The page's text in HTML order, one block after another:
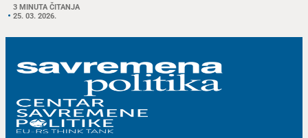
3 MINUTA ČITANJA
25. 03. 2026.